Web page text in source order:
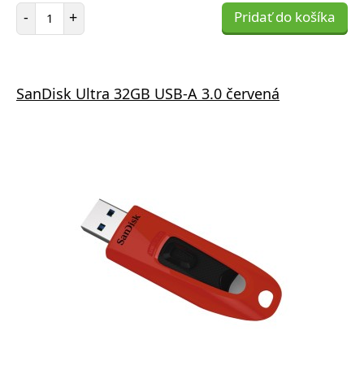
- Počet položiek
+ Pridať do košíka
SanDisk Ultra 32GB USB-A 3.0 červená